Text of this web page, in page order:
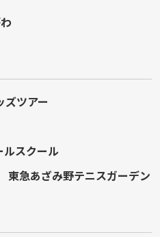
ズツアー
ルスクール
東急あざみ野テニスガーデン